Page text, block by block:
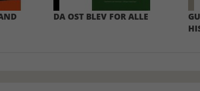
DA OST BLEV FOR ALLE